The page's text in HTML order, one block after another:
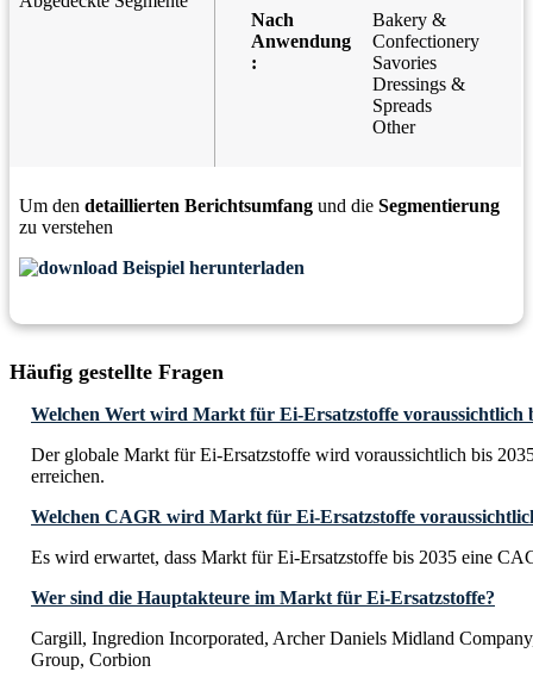
Nach
Anwendung
:
Bakery &
Confectionery
Savories
Dressings &
Spreads
Other
Um den detaillierten Berichtsumfang und die Segmentierung
zu verstehen
Beispiel herunterladen
Häufig gestellte Fragen
Welchen Wert wird Markt für Ei-Ersatzstoffe voraussichtlich
Der globale Markt für Ei-Ersatzstoffe wird voraussichtlich bis
erreichen.
Welchen CAGR wird Markt für Ei-Ersatzstoffe
Es wird erwartet, dass Markt für Ei-Ersatzstoffe bis 2035 eine
Wer sind die Hauptakteure im Markt für Ei-Ersatzstoffe?
Cargill, Ingredion Incorporated, Archer Daniels Midland
Group, Corbion